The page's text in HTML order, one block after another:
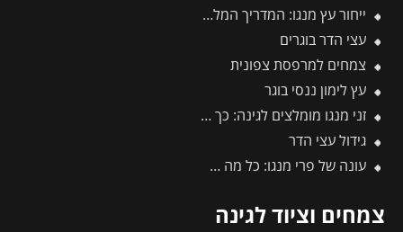
ייחור עץ מנגו: המדריך המלא לריבוי וכל הסיבות למה עדיף לוותר על זה
עצי הדר בוגרים
צמחים למרפסת צפונית
עץ לימון ננסי בוגר
זני מנגו מומלצים לגינה: כך תבחרו את הזן המושלם עבורכם
גידול עצי הדר
עונה של פרי מנגו: כל מה שצריך לדעת על מועדי ההבשלה, הקטיף וההנבה
צמחים וציוד לגינה